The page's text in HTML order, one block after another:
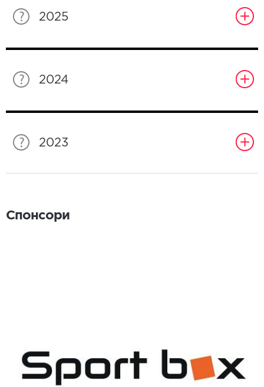
2025
2024
2023
Спонсори